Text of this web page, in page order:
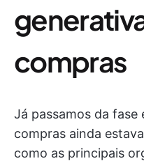
compras
Já passamos da fase
compras ainda
como as principais